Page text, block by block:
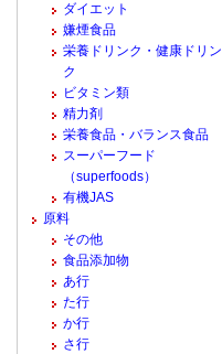
ダイエット
嫌煙食品
栄養ドリンク・健康ドリン
ク
ビタミン類
精力剤
栄養食品・バランス食品
スーパーフード
（superfoods）
有機JAS
原料
その他
食品添加物
あ行
た行
か行
さ行